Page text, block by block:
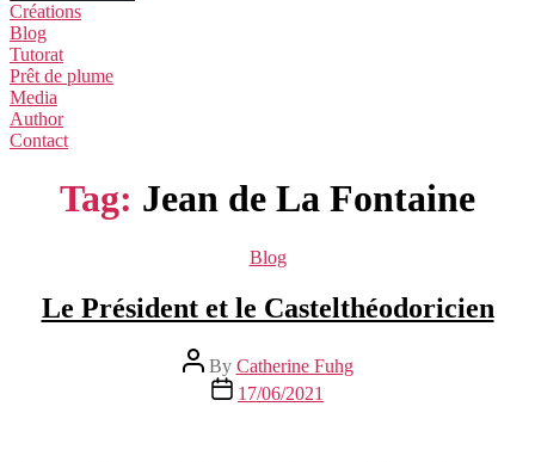
Créations
Blog
Tutorat
Prêt de plume
Media
Author
Contact
Tag: Jean de La Fontaine
Categories
Blog
Le Président et le Castelthéodoricien
Post
author
By Catherine Fuhg
Post
date
17/06/2021